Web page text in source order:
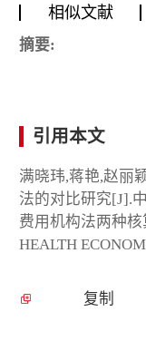
相似文献
摘要:
引用本文
满晓玮,蒋艳,赵丽
法的对比研究[J].
费用机构法两种
HEALTH
复制